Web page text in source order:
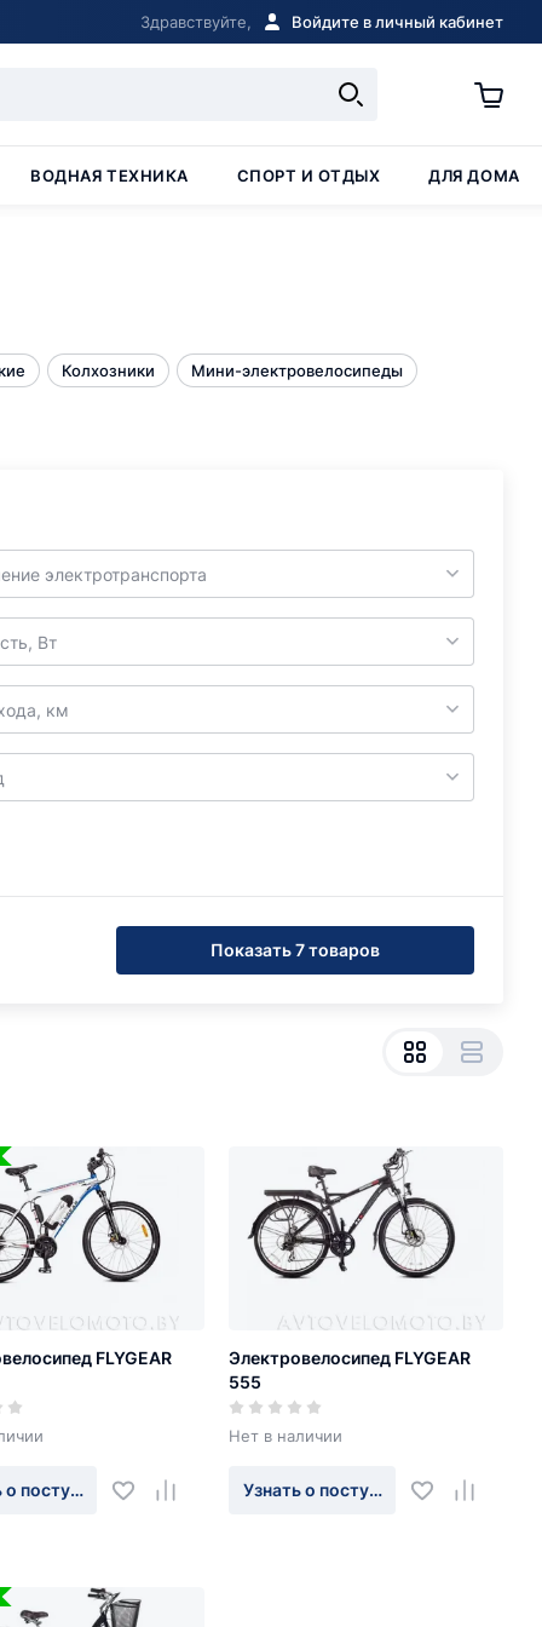
Здравствуйте, Войдите в личный кабинет
ВОДНАЯ ТЕХНИКА СПОРТ И ОТДЫХ ДЛЯ ДОМА
Колхозники Мини-электровелосипеды
электротранспорта
Вт
км
Показать 7 товаров
FLYGEAR
о поступлении
Электровелосипед FLYGEAR
555
Нет в наличии
Узнать о поступлении